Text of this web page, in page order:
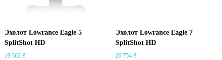
Эхолот Lowrance Eagle 5
SplitShot HD
19 362 ₴
Эхолот Lowrance Eagle 7
SplitShot HD
26 754 ₴